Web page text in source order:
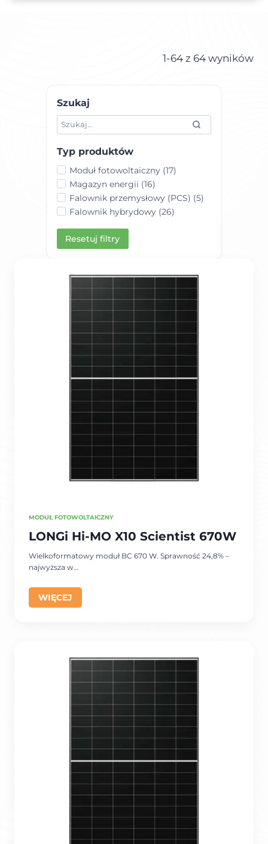
1-64 z 64 wyników
Szukaj
Typ produktów
Moduł fotowoltaiczny (17)
Magazyn energii (16)
Falownik przemysłowy (PCS) (5)
Falownik hybrydowy (26)
Resetuj filtry
MODUŁ FOTOWOLTAICZNY
LONGi Hi-MO X10 Scientist 670W
Wielkoformatowy moduł BC 670 W. Sprawność 24,8% –
najwyższa w…
WIĘCEJ